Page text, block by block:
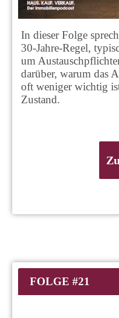
In dieser Folge
30-Jahre-Regel,
um
darüber, warum das
oft weniger wichtig
Zustand.
FOLGE #21